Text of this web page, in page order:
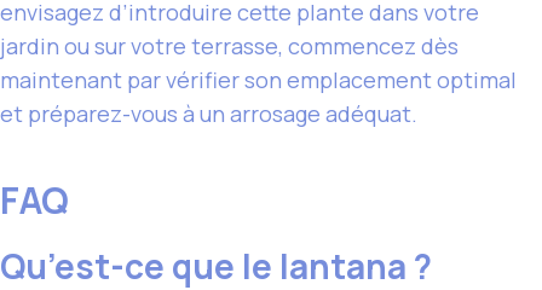
envisagez d’introduire cette plante dans votre
jardin ou sur votre terrasse, commencez dès
maintenant par vérifier son emplacement optimal
et préparez-vous à un arrosage adéquat.
FAQ
Qu’est-ce que le lantana ?